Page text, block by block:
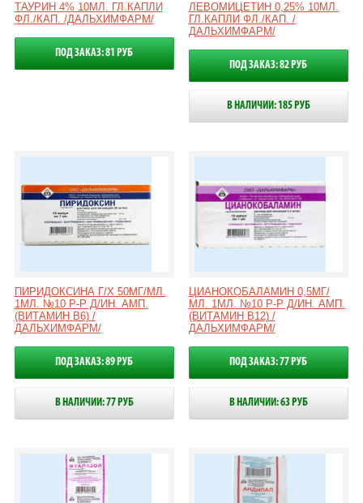
ТАУРИН 4% 10МЛ. ГЛ.КАПЛИ
ФЛ./КАП. /ДАЛЬХИМФАРМ/
ПОД ЗАКАЗ: 81 РУБ
ЛЕВОМИЦЕТИН 0,25% 10МЛ.
ГЛ.КАПЛИ ФЛ./КАП. /
ДАЛЬХИМФАРМ/
ПОД ЗАКАЗ: 82 РУБ
В НАЛИЧИИ: 185 РУБ
ПИРИДОКСИНА Г/Х 50МГ/МЛ.
1МЛ. №10 Р-Р Д/ИН. АМП.
(ВИТАМИН В6) /
ДАЛЬХИМФАРМ/
ПОД ЗАКАЗ: 89 РУБ
В НАЛИЧИИ: 77 РУБ
ЦИАНОКОБАЛАМИН 0,5МГ/
МЛ. 1МЛ. №10 Р-Р Д/ИН. АМП.
(ВИТАМИН В12) /
ДАЛЬХИМФАРМ/
ПОД ЗАКАЗ: 77 РУБ
В НАЛИЧИИ: 63 РУБ